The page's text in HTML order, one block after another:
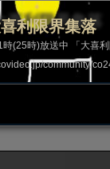
利限界集落
(25時)放送中 「大喜
community/